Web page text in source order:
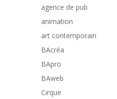
agence de pub
animation
art contemporain
BAcréa
BApro
BAweb
Cirque